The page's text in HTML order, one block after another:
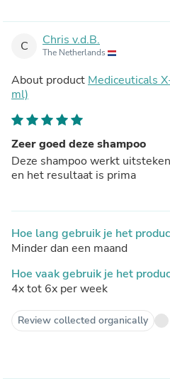
C Chris v.d.B.
The Netherlands
About product Mediceuticals
ml)
Zeer goed deze shampoo
Deze shampoo werkt
en het resultaat is prima
Hoe lang gebruik je het
Minder dan een maand
Hoe vaak gebruik je het
4x tot 6x per week
Review collected organically